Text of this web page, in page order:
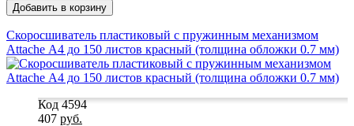
Добавить в корзину
Скоросшиватель пластиковый с пружинным механизмом
Attache А4 до 150 листов красный (толщина обложки 0.7 мм)
Код 4594
407 руб.